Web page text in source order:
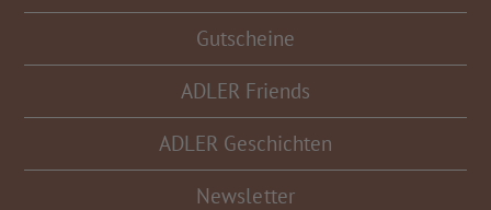
Gutscheine
ADLER Friends
ADLER Geschichten
Newsletter